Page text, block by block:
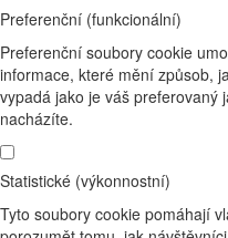
Preferenční (funkcionální)
Preferenční soubory cookie
informace, které mění způsob,
vypadá jako je váš preferovaný
nacházíte.
Statistické (výkonnostní)
Tyto soubory cookie pomáhají